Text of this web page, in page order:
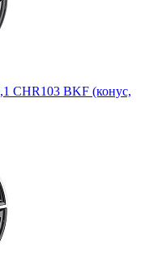
CHR103 BKF (конус,